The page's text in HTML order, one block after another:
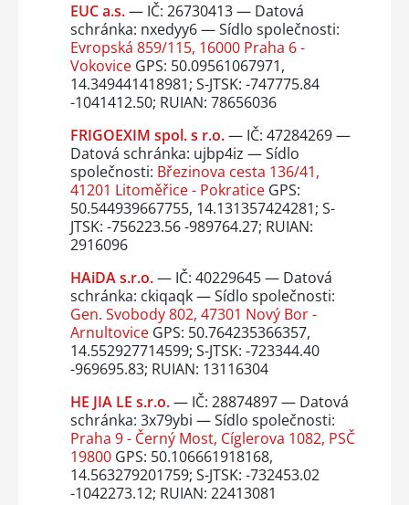
EUC a.s.— IČ: 26730413 — Datová
schránka: nxedyy6 — Sídlo společnosti:
Evropská 859/115, 16000 Praha 6 -
VokoviceGPS: 50.09561067971,
14.349441418981; S-JTSK: -747775.84
-1041412.50; RUIAN: 78656036
FRIGOEXIM spol. s r.o.— IČ: 47284269 —
Datová schránka: ujbp4iz — Sídlo
společnosti: Březinova cesta 136/41,
41201 Litoměřice - PokraticeGPS:
50.544939667755, 14.131357424281; S-
JTSK: -756223.56 -989764.27; RUIAN:
2916096
HAiDA s.r.o.— IČ: 40229645 — Datová
schránka: ckiqaqk — Sídlo společnosti:
Gen. Svobody 802, 47301 Nový Bor -
ArnultoviceGPS: 50.764235366357,
14.552927714599; S-JTSK: -723344.40
-969695.83; RUIAN: 13116304
HE JIA LE s.r.o.— IČ: 28874897 — Datová
schránka: 3x79ybi — Sídlo společnosti:
Praha 9 - Černý Most, Cíglerova 1082, PSČ
19800GPS: 50.106661918168,
14.563279201759; S-JTSK: -732453.02
-1042273.12; RUIAN: 22413081